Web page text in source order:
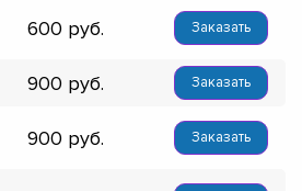
600 Заказать
900 Заказать
900 Заказать